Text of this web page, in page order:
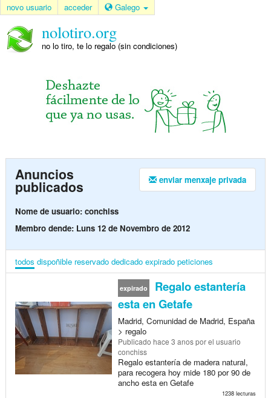
novo usuario acceder Galego
nolotiro.org
no lo tiro, te lo regalo (sin condiciones)
enviar menxaje privada
Anuncios
publicados
Nome de usuario: conchiss
Membro dende: Luns 12 de Novembro de 2012
todos dispoñible reservado dedicado expirado peticiones
expirado
Regalo estantería
esta en Getafe
Madrid, Comunidad de Madrid, España
> regalo
Publicado hace 3 anospor el usuario
conchiss
Regalo estantería de madera natural,
para recogera hoy mide 180 por 90 de
ancho esta en Getafe
1238 lecturas